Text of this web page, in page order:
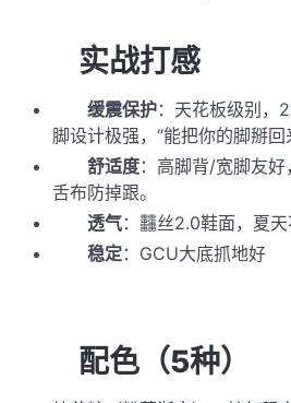
实战打感
缓震保护：天花板级别，
脚设计极强，“能把你的脚掰回
舒适度：高脚背/宽脚友
舌布防掉跟。
透气：䨻丝2.0鞋面，夏天
稳定：GCU大底抓地好
配色（5种）